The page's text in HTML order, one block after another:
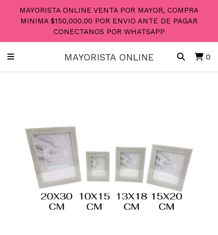
MAYORISTA ONLINE VENTA POR MAYOR, COMPRA
MINIMA $150,000.00 POR ENVIO ANTE DE PAGAR
CONECTANOS POR WHATSAPP
MAYORISTA ONLINE 0